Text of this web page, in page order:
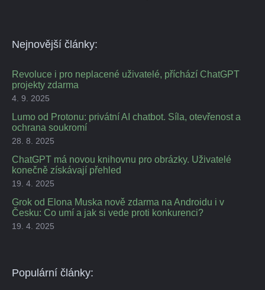
Nejnovější články:
Revoluce i pro neplacené uživatelé, příchází ChatGPT
projekty zdarma
4. 9. 2025
Lumo od Protonu: privátní AI chatbot. Síla, otevřenost a
ochrana soukromí
28. 8. 2025
ChatGPT má novou knihovnu pro obrázky. Uživatelé
konečně získávají přehled
19. 4. 2025
Grok od Elona Muska nově zdarma na Androidu i v
Česku: Co umí a jak si vede proti konkurenci?
19. 4. 2025
Populární články: